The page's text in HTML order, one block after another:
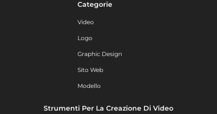
Categorie
Video
Logo
Graphic Design
Sito Web
Modello
Strumenti Per La Creazione Di Video